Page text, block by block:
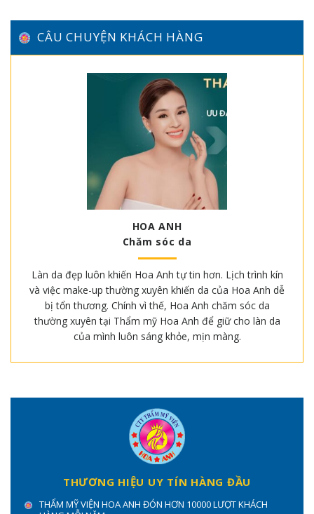
CÂU CHUYỆN KHÁCH HÀNG
HOA ANH
Chăm sóc da
Làn da đẹp luôn khiến Hoa Anh tự tin hơn. Lịch trình kín
và việc make-up thường xuyên khiến da của Hoa Anh dễ
bị tổn thương. Chính vì thế, Hoa Anh chăm sóc da
thường xuyên tại Thẩm mỹ Hoa Anh để giữ cho làn da
của mình luôn sáng khỏe, mịn màng.
THƯƠNG HIỆU UY TÍN HÀNG ĐẦU
THẨM MỸ VIỆN HOA ANH ĐÓN HƠN 10000 LƯỢT KHÁCH